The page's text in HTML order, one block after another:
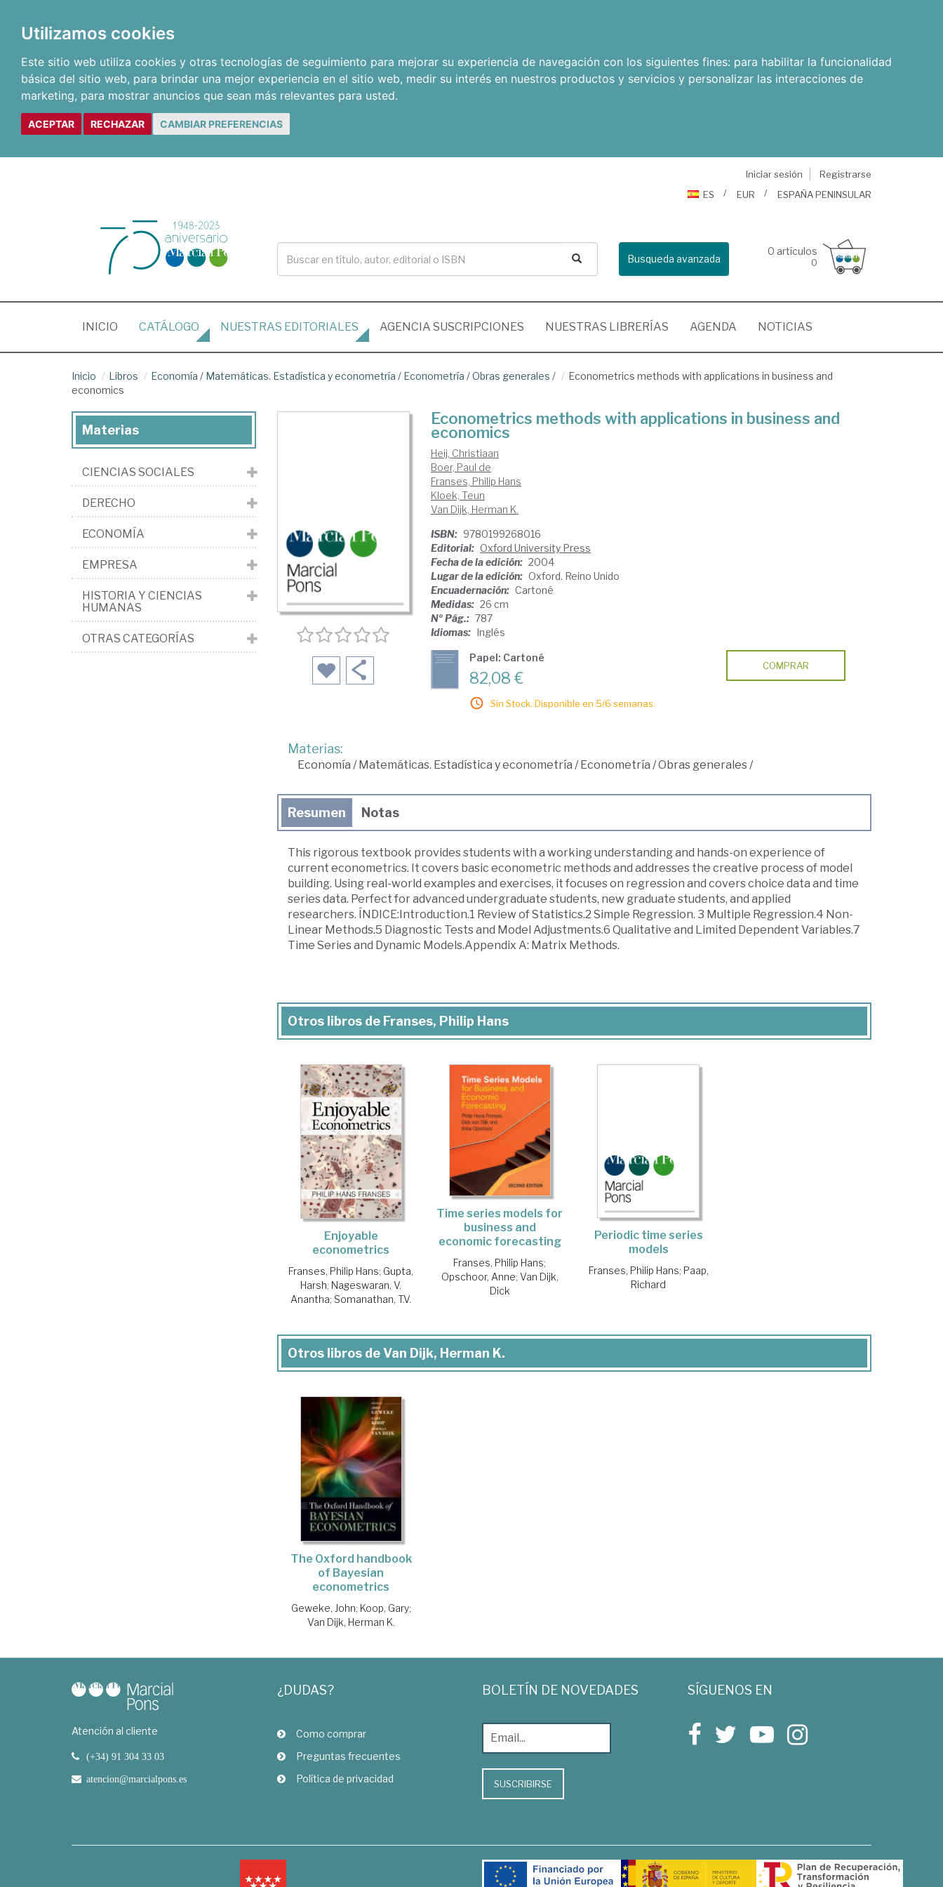
Utilizamos cookies
Este sitio web utiliza cookies y otras tecnologías de seguimiento para mejorar su experiencia de navegación con los siguientes fines: para habilitar la funcionalidad
básica del sitio web, para brindar una mejor experiencia en el sitio web, medir su interés en nuestros productos y servicios y personalizar las interacciones de
marketing, para mostrar anuncios que sean más relevantes para usted.
ACEPTAR RECHAZAR CAMBIAR PREFERENCIAS
Iniciar sesión
Registrarse
ES
EUR ESPAÑA PENINSULAR
Busqueda avanzada
0 artículos
0
INICIO (CURRENT)
CATÁLOGO NUESTRAS EDITORIALES AGENCIA SUSCRIPCIONES NUESTRAS LIBRERÍAS AGENDA NOTICIAS
Inicio Libros Economía / Matemáticas. Estadística y econometría / Econometría /Obras generales /
Econometrics methods with applications in business and
economics
Econometrics methods with applications in business and
economics
Heij, Christiaan
Boer, Paul de
Franses, Philip Hans
Kloek, Teun
Van Dijk, Herman K.
ISBN: 9780199268016
Editorial: Oxford University Press
Fecha de la edición: 2004
Lugar de la edición: Oxford. Reino Unido
Encuadernación: Cartoné
Medidas: 26 cm
Nº Pág.: 787
Idiomas: Inglés
Papel: Cartoné
82,08 €
Sin Stock. Disponible en 5/6 semanas.
COMPRAR
Materias:
Economía /Matemáticas. Estadística y econometría /Econometría /Obras generales/
Resumen Notas
This rigorous textbook provides students with a working understanding and hands-on experience of
current econometrics. It covers basic econometric methods and addresses the creative process of model
building. Using real-world examples and exercises, it focuses on regression and covers choice data and time
series data. Perfect for advanced undergraduate students, new graduate students, and applied
researchers. ÍNDICE:Introduction.1 Review of Statistics.2 Simple Regression. 3 Multiple Regression.4 Non-
Linear Methods.5 Diagnostic Tests and Model Adjustments.6 Qualitative and Limited Dependent Variables.7
Time Series and Dynamic Models.Appendix A: Matrix Methods.
Otros libros de Franses, Philip Hans
Enjoyable
econometrics
Franses, Philip Hans; Gupta,
Harsh; Nageswaran, V.
Anantha; Somanathan, T.V.
Time series models for
business and
economic forecasting
Franses, Philip Hans;
Opschoor, Anne; Van Dijk,
Dick
Periodic time series
models
Franses, Philip Hans; Paap,
Richard
Otros libros de Van Dijk, Herman K.
The Oxford handbook
of Bayesian
econometrics
Geweke, John; Koop, Gary;
Van Dijk, Herman K.
Materias
CIENCIAS SOCIALES
DERECHO
ECONOMÍA
EMPRESA
HISTORIA Y CIENCIAS
HUMANAS
OTRAS CATEGORÍAS
Atención al cliente
(+34) 91 304 33 03
atencion@marcialpons.es
¿DUDAS?
Como comprar
Preguntas frecuentes
Política de privacidad
BOLETÍN DE NOVEDADES
SUSCRIBIRSE
SÍGUENOS EN